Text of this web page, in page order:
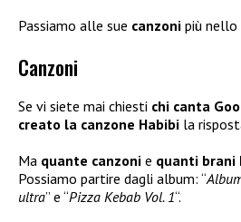
Passiamo alle sue canzoni più nello
Canzoni
Se vi siete mai chiesti chi canta
creato la canzone Habibi la
Ma quante canzoni e quanti
Possiamo partire dagli album: “
ultra” e “Pizza Kebab Vol. 1“.